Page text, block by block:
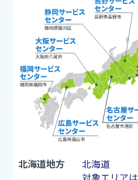
北海道地方
北海道